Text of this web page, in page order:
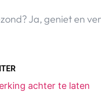
Ja, geniet en
achter te laten